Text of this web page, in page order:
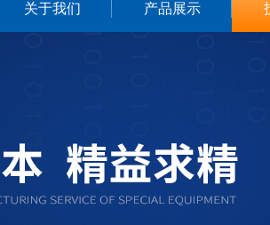
关于我们 产品展示